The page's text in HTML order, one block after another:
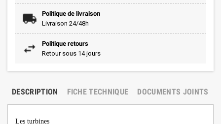
Politique de livraison
Livraison 24/48h
Politique retours
Retour sous 14 jours
DESCRIPTION FICHE TECHNIQUE DOCUMENTS JOINTS
Les turbines